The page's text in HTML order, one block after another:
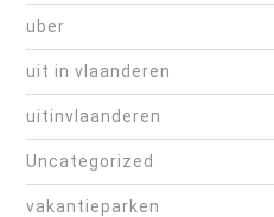
uber
uit in vlaanderen
uitinvlaanderen
Uncategorized
vakantieparken